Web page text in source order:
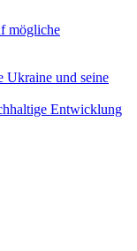
mögliche
Ukraine und seine
Entwicklung